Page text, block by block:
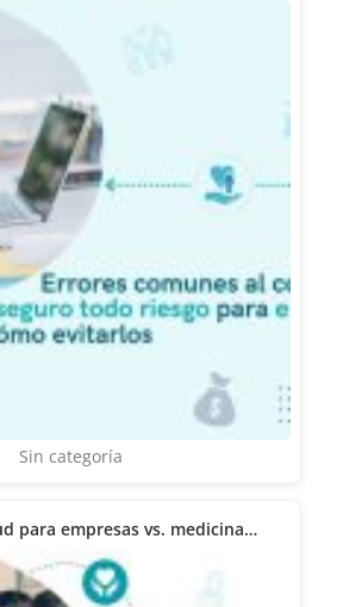
Sin categoría
para empresas vs. medicina…